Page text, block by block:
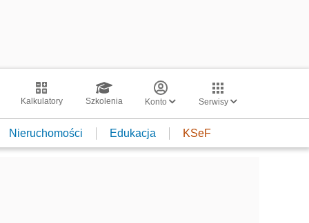
Kalkulatory Szkolenia Konto Serwisy
Nieruchomości Edukacja KSeF